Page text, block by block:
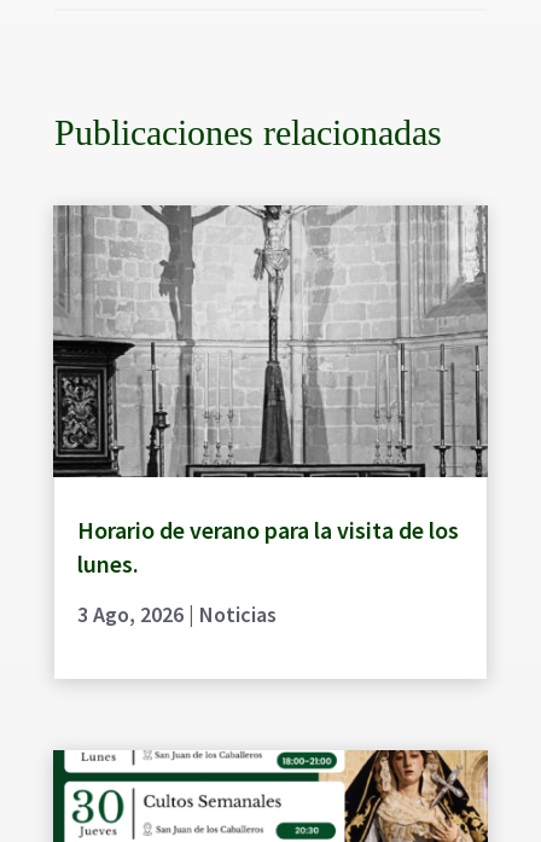
Publicaciones relacionadas
Horario de verano para la visita de los
lunes.
3 Ago, 2026| Noticias